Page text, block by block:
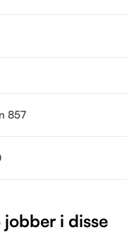
857
jobber i disse